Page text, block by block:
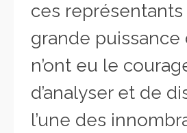
ces
grande
n’ont eu le
d’analyser et de
l’une des